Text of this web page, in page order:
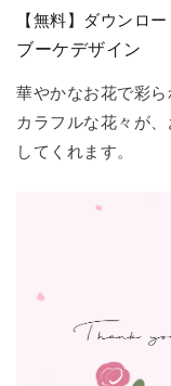
【無料】ダウンロ
ブーケデザイン
華やかなお花で彩ら
カラフルな花々が
してくれます。